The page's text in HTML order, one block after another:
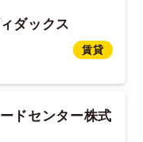
ダックス
賃貸
ドセンター株式